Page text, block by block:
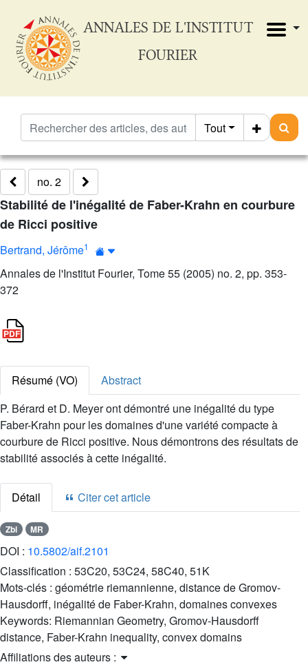
ANNALES DE L'INSTITUT
FOURIER
Tout
no. 2
Stabilité de l'inégalité de Faber-Krahn en courbure
de Ricci positive
Bertrand, Jérôme1
Annales de l'Institut Fourier, Tome 55 (2005) no. 2, pp. 353-
372
Résumé (VO)
Abstract
P. Bérard et D. Meyer ont démontré une inégalité du type
Faber-Krahn pour les domaines d'une variété compacte à
courbure de Ricci positive. Nous démontrons des résultats de
stabilité associés à cette inégalité.
Détail Citer cet article
Zbl MR
DOI : 10.5802/aif.2101
Classification : 53C20, 53C24, 58C40, 51K
Mots-clés : géométrie riemannienne, distance de Gromov-
Hausdorff, inégalité de Faber-Krahn, domaines convexes
Keywords: Riemannian Geometry, Gromov-Hausdorff
distance, Faber-Krahn inequality, convex domains
Affiliations des auteurs :